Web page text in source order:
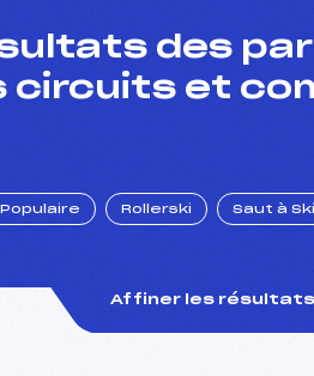
des
circuits et
Rollerski Saut à Ski
Affiner les résultats